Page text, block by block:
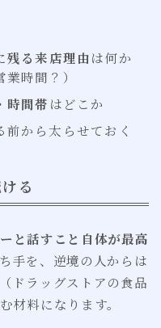
残る来店理由は何か
時間？）
時間帯 はどこか
から太らせておく
る
と話すこと自体が最高
手を、逆境の人からは
ドラッグストアの食品
材料になります。